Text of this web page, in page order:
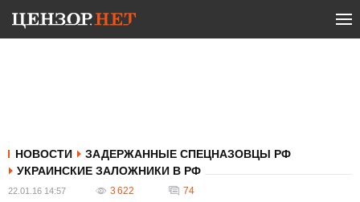
НОВОСТИ
ЗАДЕРЖАННЫЕ СПЕЦНАЗОВЦЫ РФ
УКРАИНСКИЕ ЗАЛОЖНИКИ В РФ
22.01.16 14:57 3 622 74